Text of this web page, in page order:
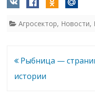
Агросектор, Новости,
Навигация
по
Рыбница —
истории